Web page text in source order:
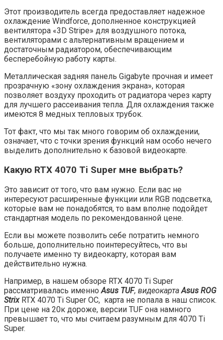
Этот производитель всегда предоставляет надежное
охлаждение Windforce, дополненное конструкцией
вентилятора «3D Stripe» для воздушного потока,
вентиляторами с альтернативным вращением и
достаточным радиатором, обеспечивающим
бесперебойную работу карты.
Металлическая задняя панель Gigabyte прочная и имеет
прозрачную «зону охлаждения экрана», которая
позволяет воздуху проходить от радиатора через карту
для лучшего рассеивания тепла. Для охлаждения также
имеются 8 медных тепловых трубок.
Тот факт, что мы так много говорим об охлаждении,
означает, что с точки зрения функций нам особо нечего
выделить дополнительно к базовой видеокарте.
Какую RTX 4070 Ti Super мне выбрать?
Это зависит от того, что вам нужно. Если вас не
интересуют расширенные функции или RGB подсветка,
которые вам не понадобятся, то вам вполне подойдет
стандартная модель по рекомендованной цене.
Если вы можете позволить себе потратить немного
больше, дополнительно поинтересуйтесь, что вы
получаете именно ту видеокарту, которая вам
действительно нужна.
Например, в нашем обзоре RTX 4070 Ti Super
рассматривалась именно Asus TUF, видеокарта Asus ROG
StrixRTX 4070 Ti Super OC, карта не попала в наш список.
При цене на 20к дороже, версии TUF она намного
превышает то, что мы считаем разумным для 4070 Ti
Super.